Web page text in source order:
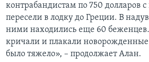
контрабандистам по 750 долларов
пересели в лодку до Греции. В
ними находились еще 60
кричали и плакали
было тяжело», – продолжает Алан.